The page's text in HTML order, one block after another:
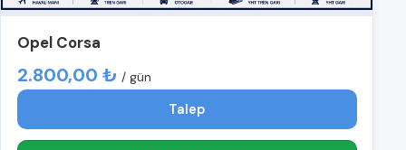
Opel Corsa
2.800,00 ₺ / gün
Talep